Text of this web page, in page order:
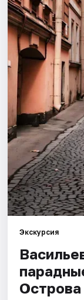
Города
Площадки
Артисты
Рейтинги
Экскурсия